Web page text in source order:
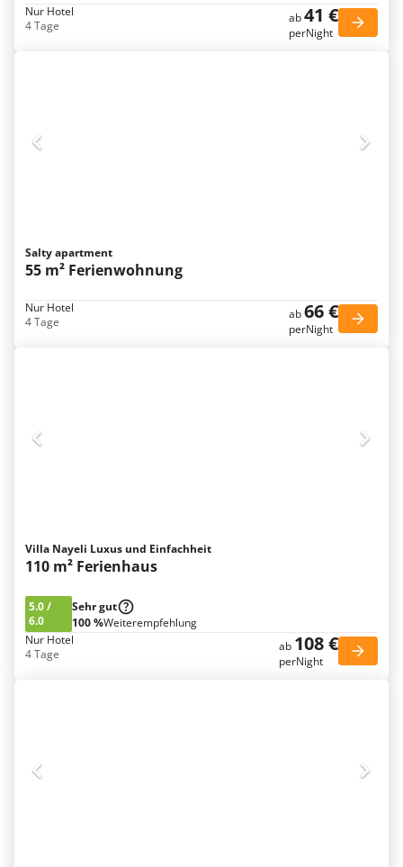
Nur Hotel
4 Tage
ab41 €
perNight
Salty apartment
55 m² Ferienwohnung
Nur Hotel
4 Tage
ab66 €
perNight
Villa Nayeli Luxus und Einfachheit
110 m² Ferienhaus
5.0/
6.0
Sehr gut
100 %Weiterempfehlung
Nur Hotel
4 Tage
ab 108 €
perNight